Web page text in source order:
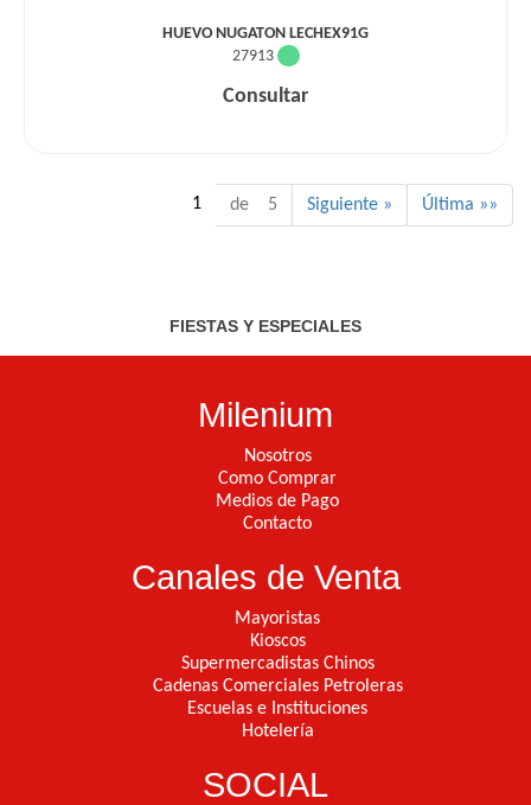
HUEVO NUGATON LECHEX91G
27913
Consultar
1 de 5 Siguiente » Última »»
FIESTAS Y ESPECIALES
Milenium
Nosotros
Como Comprar
Medios de Pago
Contacto
Canales de Venta
Mayoristas
Kioscos
Supermercadistas Chinos
Cadenas Comerciales Petroleras
Escuelas e Instituciones
Hotelería
SOCIAL